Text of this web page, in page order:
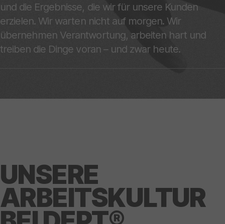
und die Ergebnisse, die wir für unsere Kunden
erzielen. Wir warten nicht auf morgen. Wir
übernehmen Verantwortung, arbeiten hart und
treiben die Dinge voran – und zwar heute.
UNSERE
ARBEITSKULTUR